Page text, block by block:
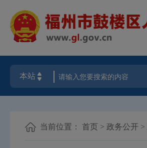
当前位置： 首页 > 政务公开 >